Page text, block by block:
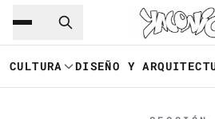
Saltar al contenido
CULTURA DISEÑO Y